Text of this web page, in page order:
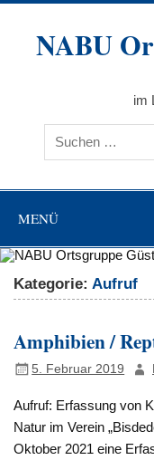
Zum
springenNABU
im
MENÜ
Kategorie: Aufruf
Amphibien /
5. Februar 2019
Aufruf: Erfassung von
Natur im Verein
Oktober 2021 eine